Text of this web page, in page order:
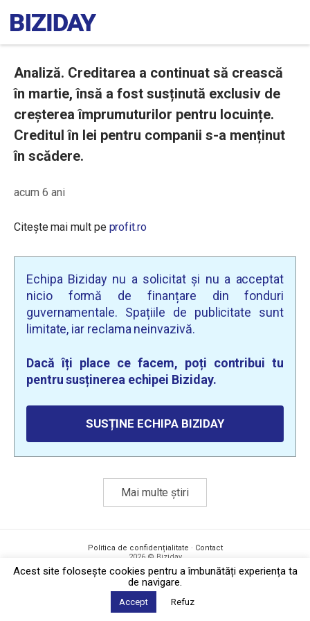
Analiză. Creditarea a continuat să crească
în martie, însă a fost susținută exclusiv de
creșterea împrumuturilor pentru locuințe.
Creditul în lei pentru companii s-a menținut
în scădere.
acum 6 ani
Citește mai mult pe profit.ro
Echipa Biziday nu a solicitat și nu a acceptat
nicio formă de finanțare din fonduri
guvernamentale. Spațiile de publicitate sunt
limitate, iar reclama neinvazivă.
Dacă îți place ce facem, poți contribui tu
pentru susținerea echipei Biziday.
SUSȚINE ECHIPA BIZIDAY
Mai multe știri
Politica de confidențialitate · Contact
2026 © Biziday
Acest site foloseşte cookies pentru a îmbunătăți experiența ta
de navigare.
Accept Refuz